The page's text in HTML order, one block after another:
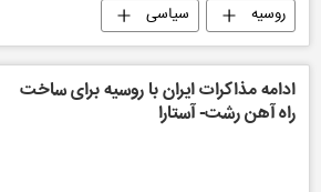
روسیه سیاسی
ادامه مذاکرات ایران با روسیه برای ساخت
راه آهن رشت- آستارا